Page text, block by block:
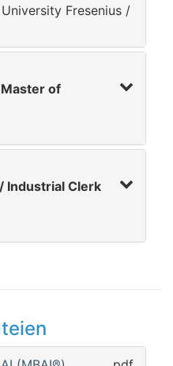
Fresenius /
of
Industrial Clerk